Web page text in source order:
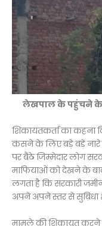
लेखपाल के पहुंचने के
शिकायतकर्ता का
कसने के लिए बड़े बड़े नारे
पर बैठे जिम्मेदार लोग
माफियाओं कोदेखने के
लगता है कि सरकारी
अपने अपने स्तर से सुबिधा
मामले की शिकायत करने